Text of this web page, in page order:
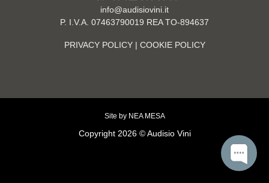
info@audisiovini.it
P. I.V.A. 07463790019 REA TO-894637
PRIVACY POLICY| COOKIE POLICY
Site by NEA MESA
Copyright 2026 © Audisio Vini